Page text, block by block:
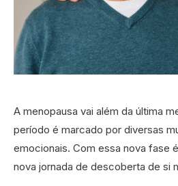
A menopausa vai além da última
período é marcado por diversas
emocionais. Com essa nova fase
nova jornada de descoberta de si